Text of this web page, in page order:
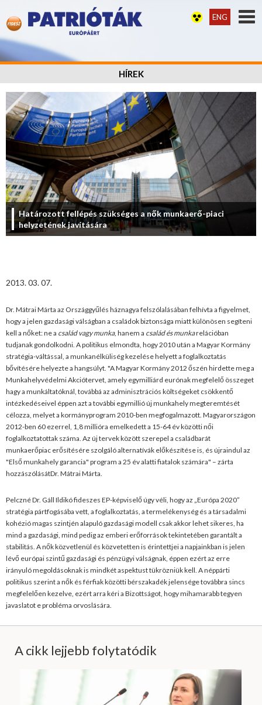
ENG
HÍREK
Határozott fellépés szükséges a nők munkaerő-piaci
helyzetének javítására
2013. 03. 07.
Dr. Mátrai Márta az Országgyűlés háznagya felszólalásában felhívta a figyelmet,
hogy a jelen gazdasági válságban a családok biztonsága miatt különösen segíteni
kell a nőket: ne a család vagy munka, hanem a család és munkarelációban
tudjanak gondolkodni. A politikus elmondta, hogy 2010 után a Magyar Kormány
stratégia-váltással, a munkanélküliség kezelése helyett a foglalkoztatás
bővítésére helyezte a hangsúlyt. "A Magyar Kormány 2012 őszén hirdette meg a
Munkahelyvédelmi Akciótervet, amely egymilliárd eurónak megfelelő összeget
hagy a munkáltatóknál, továbbá az adminisztrációs költségeket csökkentő
intézkedéseivel éppen azt a további egymillió új munkahely megteremtését
célozza, melyet a kormányprogram 2010-ben megfogalmazott. Magyarországon
2012-ben 60 ezerrel, 1,8 millióra emelkedett a 15-64 év közötti női
foglalkoztatottak száma. Az új tervek között szerepel a családbarát
munkaerőpiac erősítésére szolgáló alternatívák előkészítése is, és újraindul az
"Első munkahely garancia" program a 25 év alatti fiatalok számára" – zárta
hozzászólásátDr. Mátrai Márta.
Pelczné Dr. Gáll Ildikó fideszes EP-képviselő úgy véli, hogy az „Európa 2020”
stratégia pártfogásába vett, a foglalkoztatás, a termelékenység és a társadalmi
kohézió magas szintjén alapuló gazdasági modell csak akkor lehet sikeres, ha
mind a gazdasági, mind pedig az emberi erőforrások tekintetében garantált a
stabilitás. A nők közvetlenül és közvetetten is érintettjei a napjainkban is jelen
lévő európai szintű gazdasági és pénzügyi válságnak, éppen ezért az erre
irányuló megoldásoknak is mindkét aspektust tükrözniük kell. A néppárti
politikus szerint a nők és férfiak közötti bérszakadék jelensége továbbra sincs
megfelelően kezelve, ezért arra kéri a Bizottságot, hogy mihamarabb tegyen
javaslatot e probléma orvoslására.
A cikk lejjebb folytatódik